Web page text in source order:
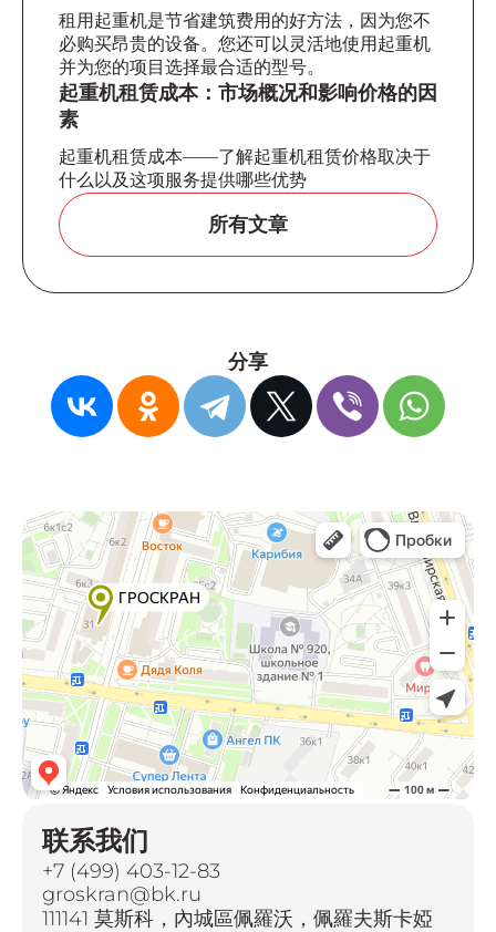
租用起重机是节省建筑费用的好方法，因为您不
必购买昂贵的设备。您还可以灵活地使用起重机
并为您的项目选择最合适的型号。
起重机租赁成本：市场概况和影响价格的因
素
起重机租赁成本——了解起重机租赁价格取决于
什么以及这项服务提供哪些优势
所有文章
分享
联系我们
+7 (499) 403-12-83
groskran@bk.ru
111141 莫斯科，內城區佩羅沃，佩羅夫斯卡婭